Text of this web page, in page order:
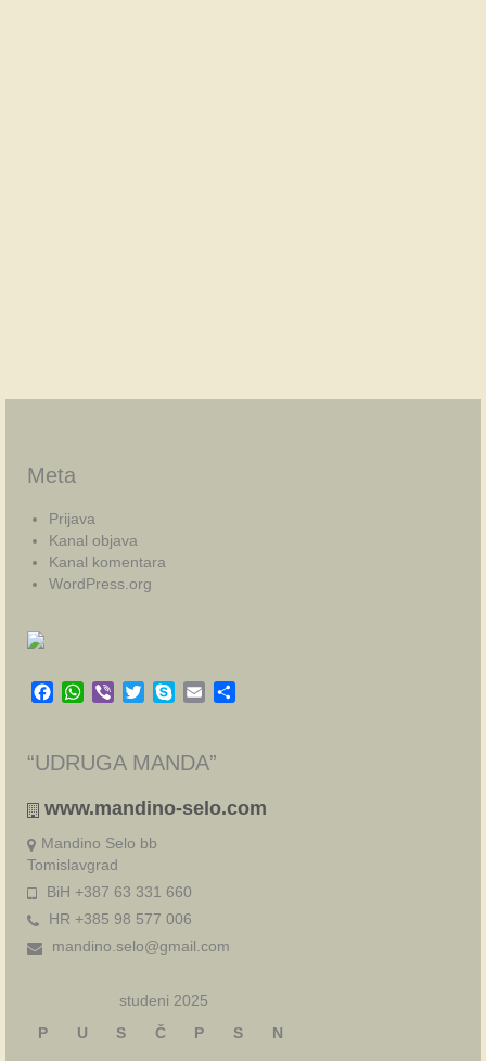
Meta
Prijava
Kanal objava
Kanal komentara
WordPress.org
Facebook
WhatsApp
Viber TwitterSkypeEmail
“UDRUGA MANDA”
www.mandino-selo.com
Mandino Selo bb
Tomislavgrad
BiH +387 63 331 660
HR +385 98 577 006
mandino.selo@gmail.com
studeni 2025
P
U S Č P S N